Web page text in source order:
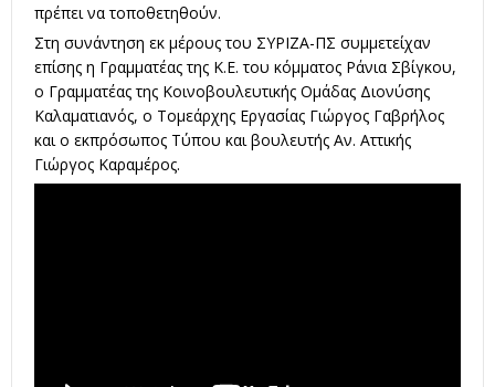
πρέπει να τοποθετηθούν.
Στη συνάντηση εκ μέρους του ΣΥΡΙΖΑ-ΠΣ συμμετείχαν
επίσης η Γραμματέας της Κ.Ε. του κόμματος Ράνια Σβίγκου,
ο Γραμματέας της Κοινοβουλευτικής Ομάδας Διονύσης
Καλαματιανός, ο Τομεάρχης Εργασίας Γιώργος Γαβρήλος
και ο εκπρόσωπος Τύπου και βουλευτής Αν. Αττικής
Γιώργος Καραμέρος.